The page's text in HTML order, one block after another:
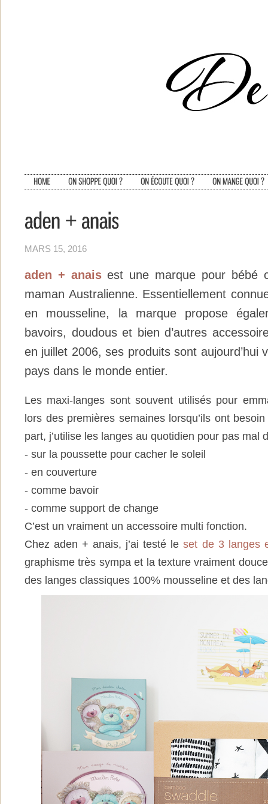
MARS 15, 2016
aden + anaisest une marque pour bébé
maman Australienne. Essentiellement
en mousseline, la marque propose
bavoirs, doudous et bien d’autres
en juillet 2006, ses produits sont aujourd’hui
pays dans le monde entier.
Les maxi-langes sont souvent utilisés pour
lors des premières semaines lorsqu’ils ont
part, j’utilise les langes au quotidien pour pas mal
- sur la poussette pour cacher le soleil
- en couverture
- comme bavoir
- comme support de change
C’est un vraiment un accessoire multi fonction.
Chez aden + anais, j’ai testé leset de 3 langes
graphisme très sympa et la texture vraiment
des langes classiques 100% mousseline et des